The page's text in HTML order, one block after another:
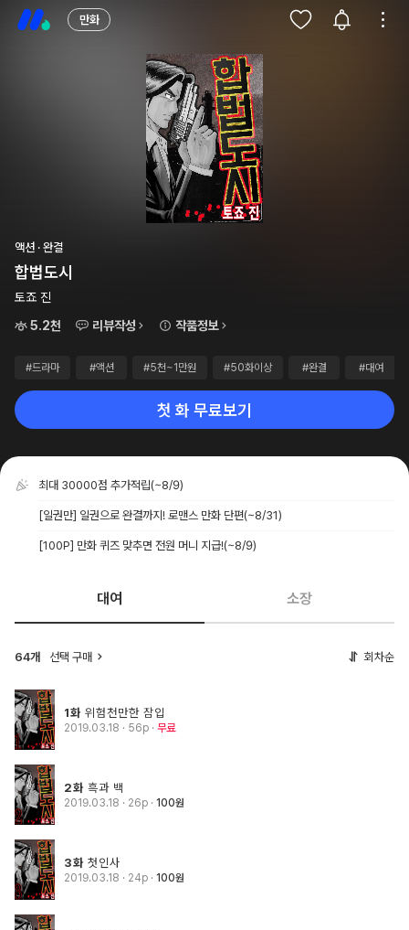
만화
액션 · 완결
합법도시
토죠 진
5.2천
리뷰작성 작품정보
#드라마 #액션 #5천~1만원 #50화이상 #완결 #대여
첫 화 무료보기
최대 30000점 추가적립(~8/9)
[일권만] 일권으로 완결까지! 로맨스 만화 단편(~8/31)
[100P] 만화 퀴즈 맞추면 전원 머니 지급!(~8/9)
대여 소장
64개 선택 구매 회차순
1화 위험천만한 잠입
2019.03.18 · 56p 무료
2화 흑과 백
2019.03.18 · 26p 100원
3화 첫인사
2019.03.18 · 24p 100원